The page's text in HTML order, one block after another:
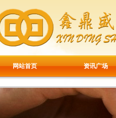
网站首页 资讯广场